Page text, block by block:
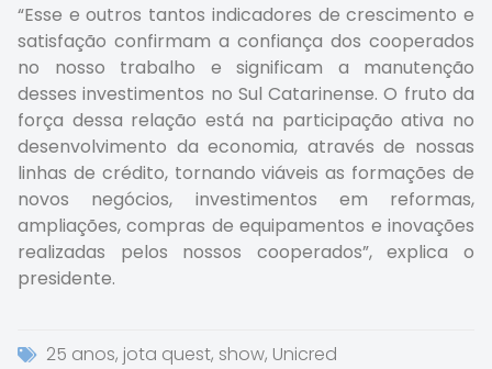
“Esse e outros tantos indicadores de crescimento e
satisfação confirmam a confiança dos cooperados
no nosso trabalho e significam a manutenção
desses investimentos no Sul Catarinense. O fruto da
força dessa relação está na participação ativa no
desenvolvimento da economia, através de nossas
linhas de crédito, tornando viáveis as formações de
novos negócios, investimentos em reformas,
ampliações, compras de equipamentos e inovações
realizadas pelos nossos cooperados”, explica o
presidente.
25 anos, jota quest, show, Unicred